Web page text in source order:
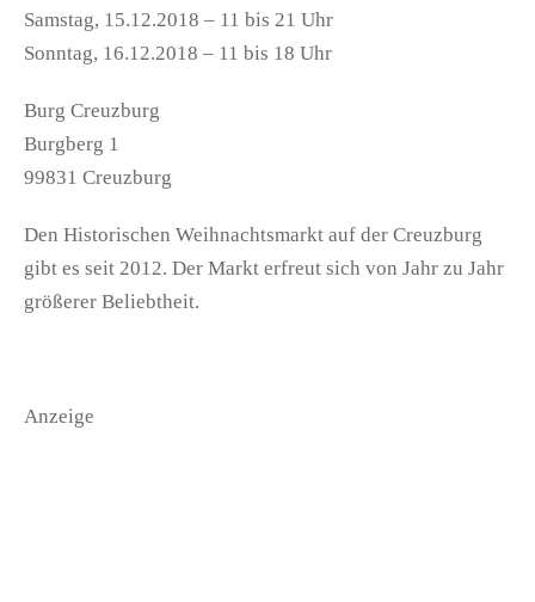
Samstag, 15.12.2018 – 11 bis 21 Uhr
Sonntag, 16.12.2018 – 11 bis 18 Uhr
Burg Creuzburg
Burgberg 1
99831 Creuzburg
Den Historischen Weihnachtsmarkt auf der Creuzburg
gibt es seit 2012. Der Markt erfreut sich von Jahr zu Jahr
größerer Beliebtheit.
Anzeige